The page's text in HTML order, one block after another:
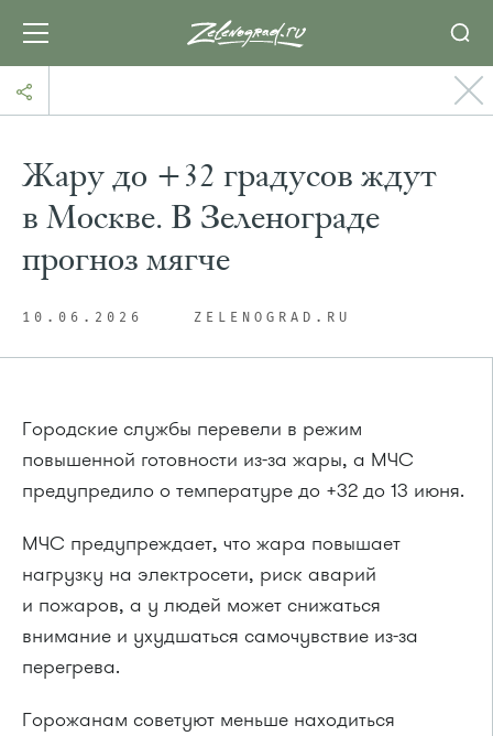
Жару до +32 градусов ждут
в Москве. В Зеленограде
прогноз мягче
10.06.2026 ZELENOGRAD.RU
Городские службы перевели в режим
повышенной готовности из-за жары, а МЧС
предупредило о температуре до +32 до 13 июня.
МЧС предупреждает, что жара повышает
нагрузку на электросети, риск аварий
и пожаров, а у людей может снижаться
внимание и ухудшаться самочувствие из-за
перегрева.
Горожанам советуют меньше находиться